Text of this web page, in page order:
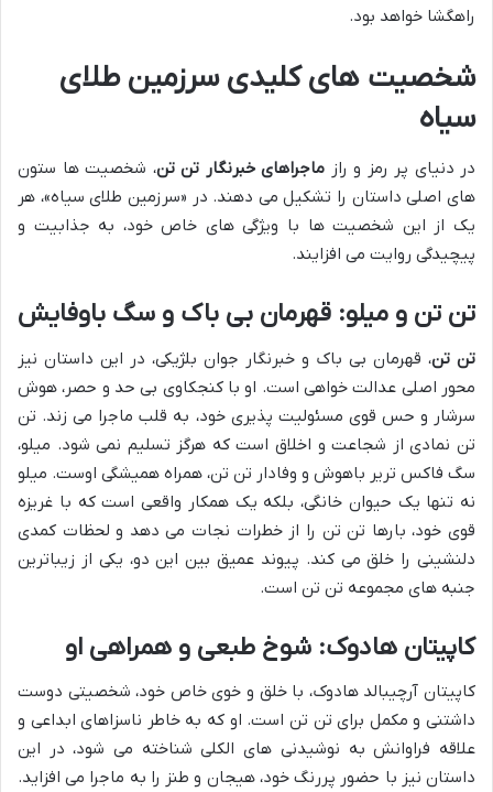
راهگشا خواهد بود.
شخصیت های کلیدی سرزمین طلای
سیاه
در دنیای پر رمز و راز ماجراهای خبرنگار تن تن، شخصیت ها ستون
های اصلی داستان را تشکیل می دهند. در «سرزمین طلای سیاه»، هر
یک از این شخصیت ها با ویژگی های خاص خود، به جذابیت و
پیچیدگی روایت می افزایند.
تن تن و میلو: قهرمان بی باک و سگ باوفایش
تن تن، قهرمان بی باک و خبرنگار جوان بلژیکی، در این داستان نیز
محور اصلی عدالت خواهی است. او با کنجکاوی بی حد و حصر، هوش
سرشار و حس قوی مسئولیت پذیری خود، به قلب ماجرا می زند. تن
تن نمادی از شجاعت و اخلاق است که هرگز تسلیم نمی شود. میلو،
سگ فاکس تریر باهوش و وفادار تن تن، همراه همیشگی اوست. میلو
نه تنها یک حیوان خانگی، بلکه یک همکار واقعی است که با غریزه
قوی خود، بارها تن تن را از خطرات نجات می دهد و لحظات کمدی
دلنشینی را خلق می کند. پیوند عمیق بین این دو، یکی از زیباترین
جنبه های مجموعه تن تن است.
کاپیتان هادوک: شوخ طبعی و همراهی او
کاپیتان آرچیبالد هادوک، با خلق و خوی خاص خود، شخصیتی دوست
داشتنی و مکمل برای تن تن است. او که به خاطر ناسزاهای ابداعی و
علاقه فراوانش به نوشیدنی های الکلی شناخته می شود، در این
داستان نیز با حضور پررنگ خود، هیجان و طنز را به ماجرا می افزاید.